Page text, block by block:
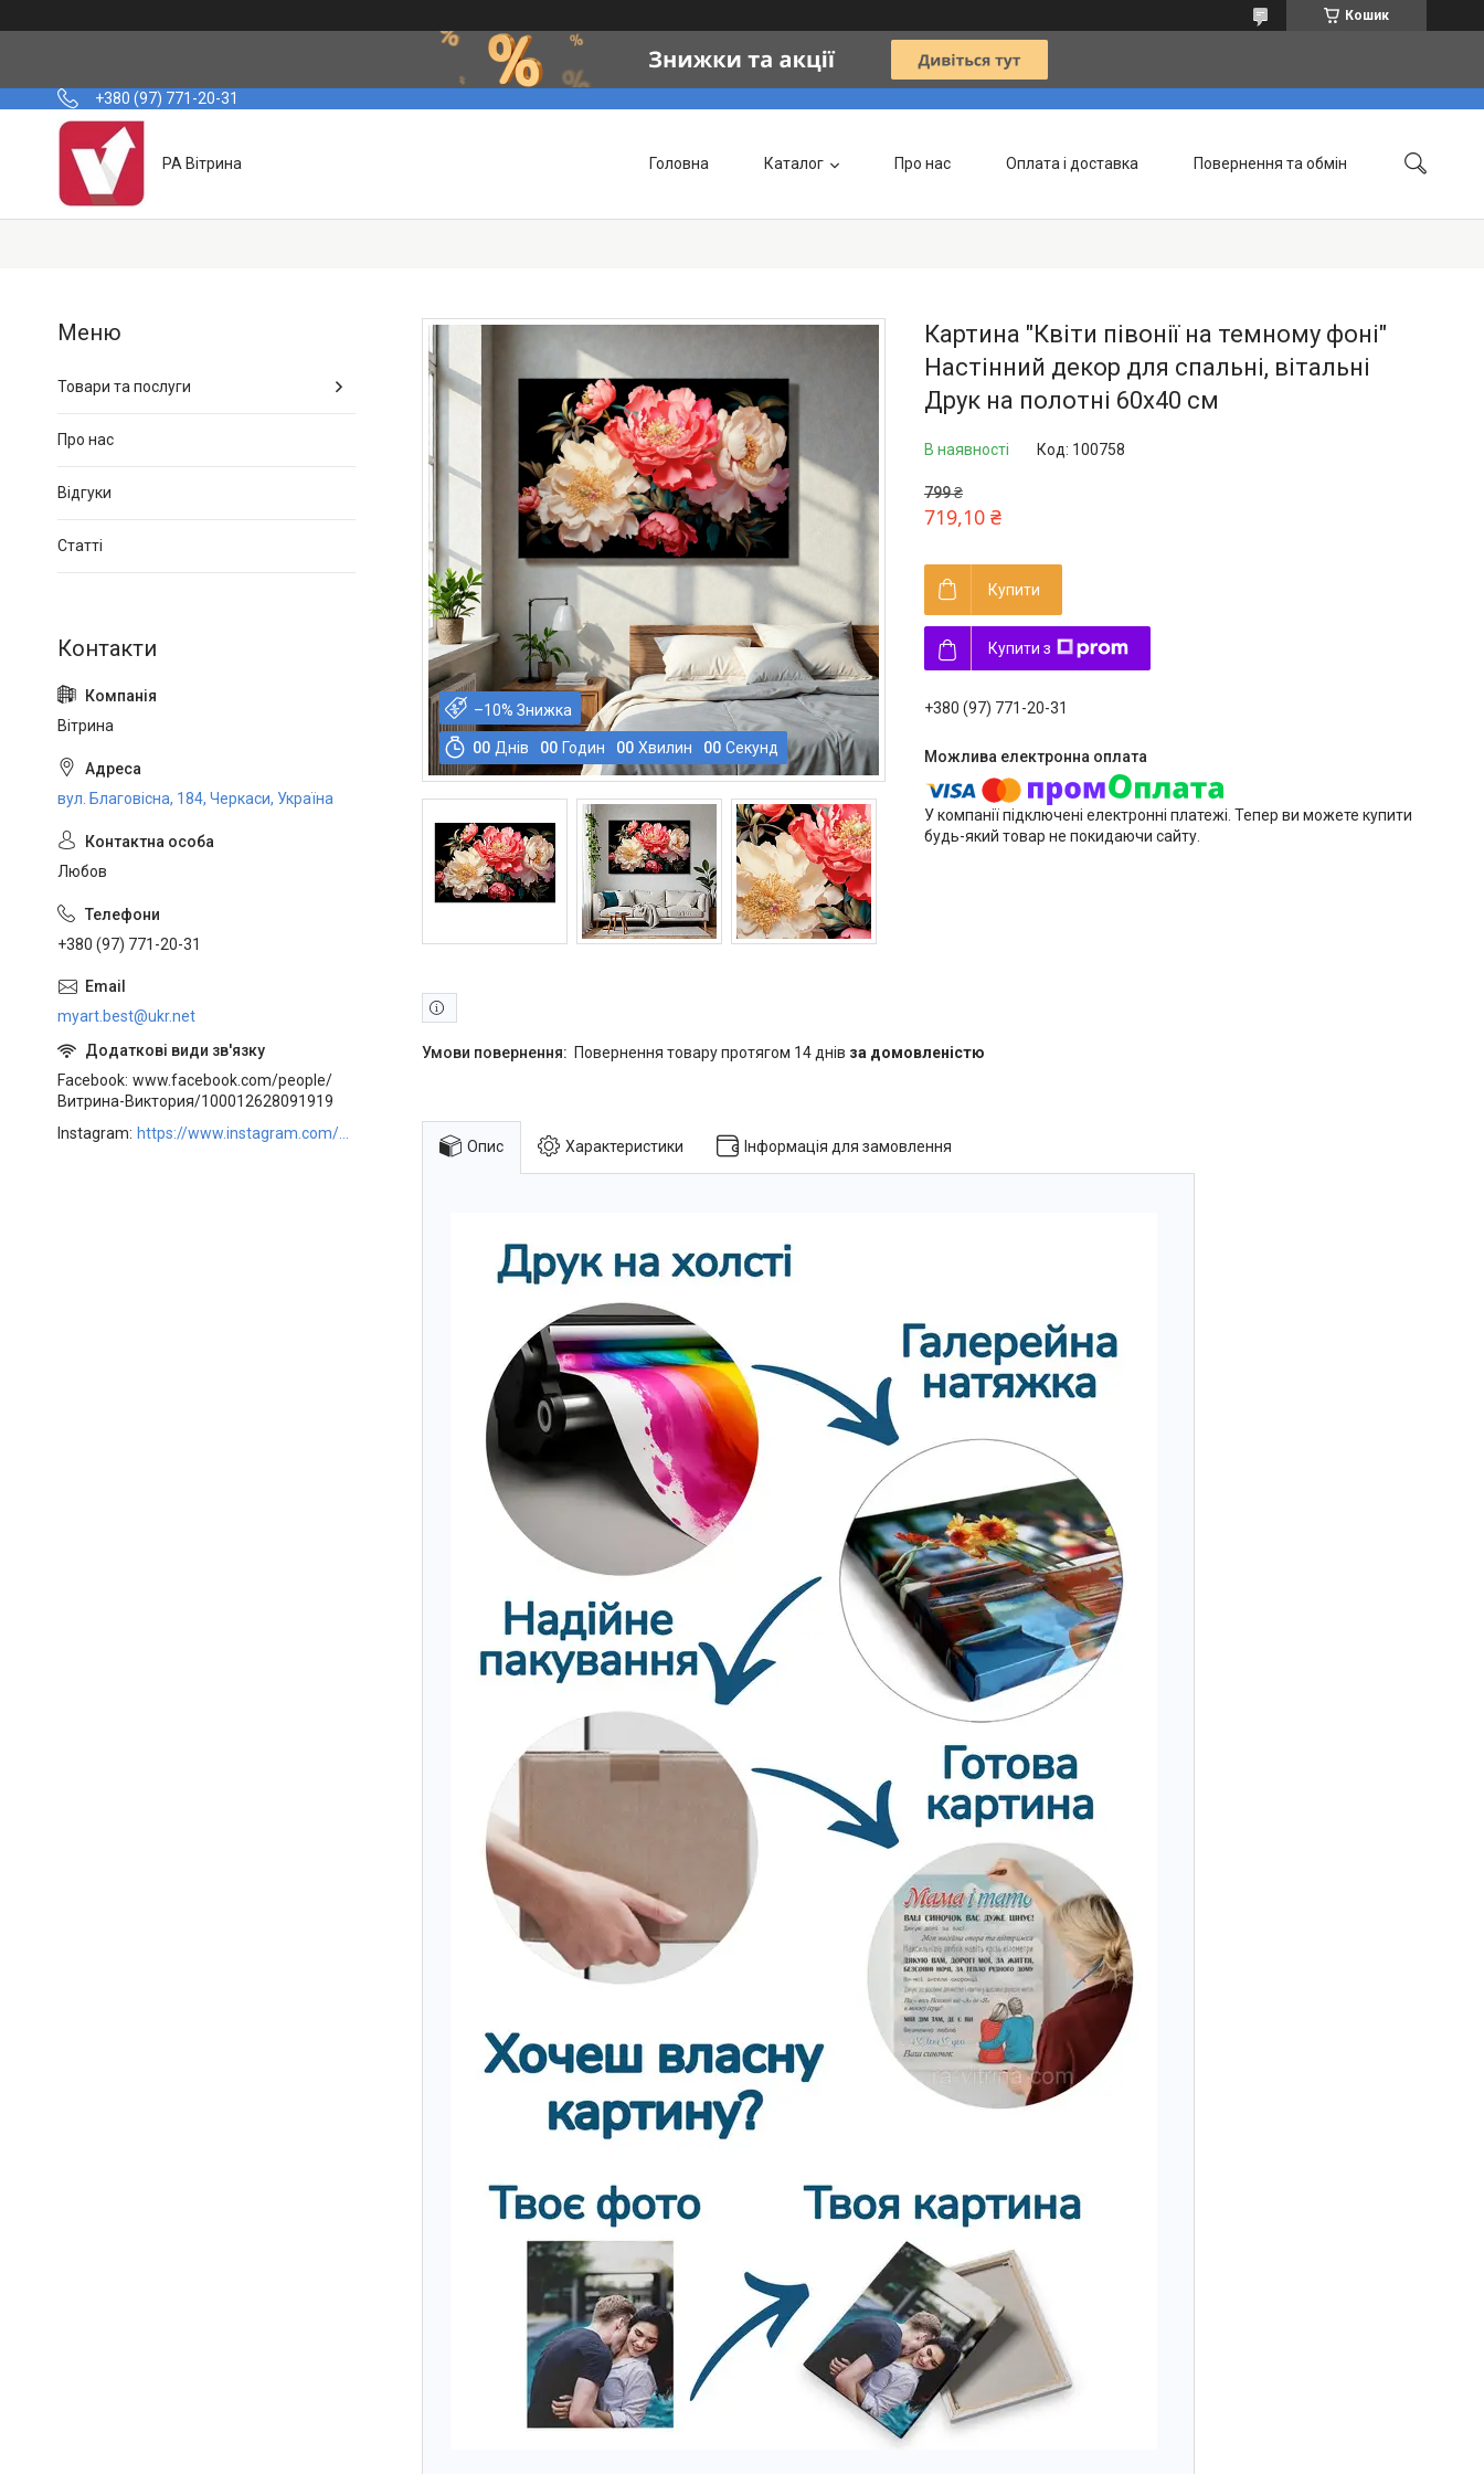
Кошик
+380 (97) 771-20-31
РА Вітрина Головна Каталог Про нас Оплата і доставка Повернення та обмін
–10%
00 Днів 00 Годин 00 Хвилин 00 Секунд
Картина "Квіти півонії на темному фоні"
Настінний декор для спальні, вітальні
Друк на полотні 60х40 см
В наявності Код: 100758
799 ₴
719,10 ₴
Купити
Купити з
+380 (97) 771-20-31
У компанії підключені електронні платежі. Тепер ви можете купити
будь-який товар не покидаючи сайту.
повернення товару протягом 14 днів за домовленістю
Опис Характеристики Інформація для замовлення
Товари та послуги
Про нас
Відгуки
Статті
Вітрина
вул. Благовісна, 184, Черкаси, Україна
Любов
+380 (97) 771-20-31
myart.best@ukr.net
Facebook www.facebook.com/people/
Витрина-Виктория/100012628091919
Instagram